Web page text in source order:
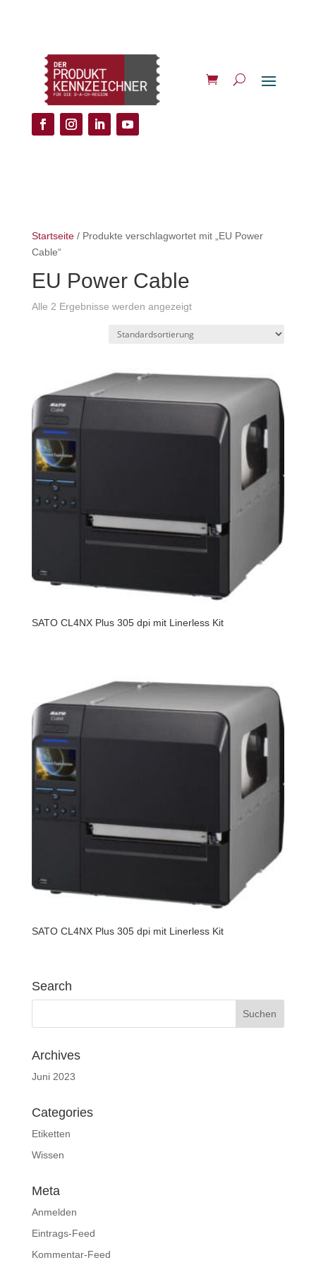
Startseite/ Produkte verschlagwortet mit „EU Power
Cable“
EU Power Cable
Alle 2 Ergebnisse werden angezeigt
SATO CL4NX Plus 305 dpi mit Linerless Kit
SATO CL4NX Plus 305 dpi mit Linerless Kit
Search
Archives
Juni 2023
Categories
Etiketten
Wissen
Meta
Anmelden
Eintrags-Feed
Kommentar-Feed